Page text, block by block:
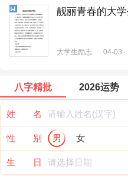
靓丽青春的大
大学生励志 04-03
八字精批 2026运势
姓 名
性 别 男 女
生 日